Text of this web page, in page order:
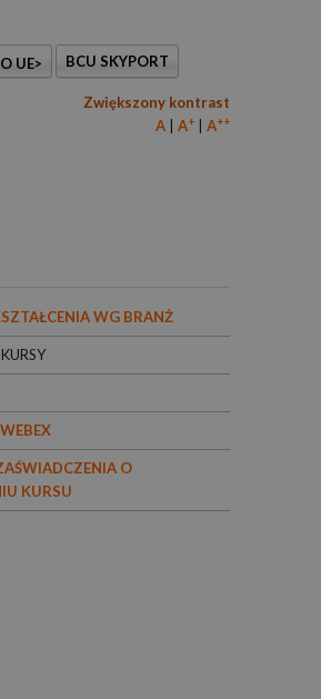
BCU SKYPORT
Zwiększony kontrast
A
A+ A++
WG BRANŻ
O
KURSU